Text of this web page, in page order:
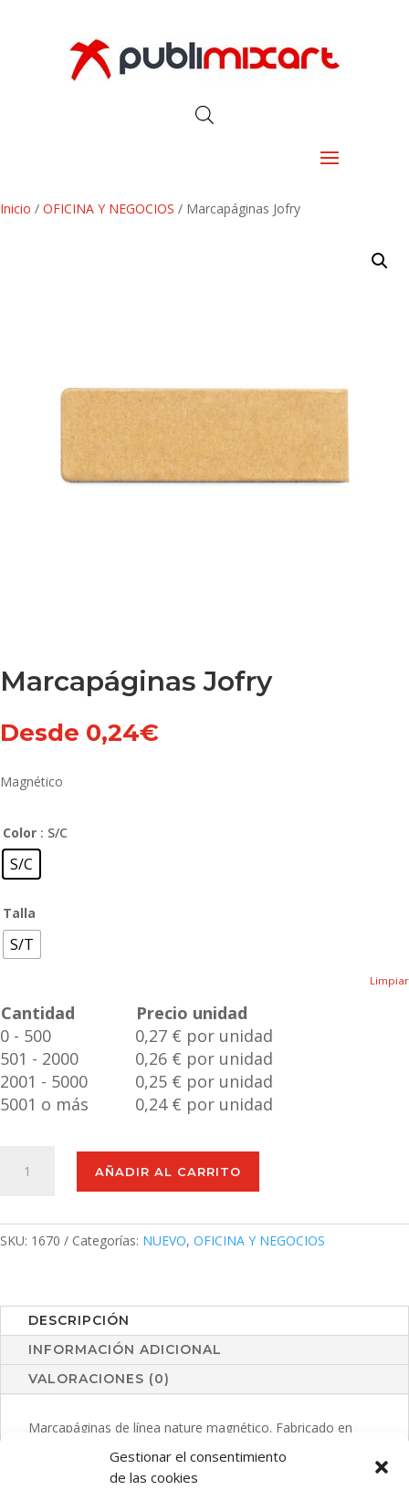
Gestionar el consentimiento
de las cookies
Inicio / OFICINA Y NEGOCIOS / Marcapáginas Jofry
Marcapáginas Jofry
Desde 0,24€
Magnético
Color : S/C
S/C
Talla
S/T
Limpiar
Cantidad
Precio unidad
0 - 500
0,27 € por unidad
501 - 2000
0,26 € por unidad
2001 - 5000
0,25 € por unidad
5001 o más
0,24 € por unidad
Marcapáginas
AÑADIR AL CARRITO
SKU: 1670 Categorías: NUEVO, OFICINA Y NEGOCIOS
DESCRIPCIÓN
INFORMACIÓN ADICIONAL
VALORACIONES (0)
Marcapáginas de línea nature magnético. Fabricado en
cartón reciclado, con amplia superficie de marcaje.